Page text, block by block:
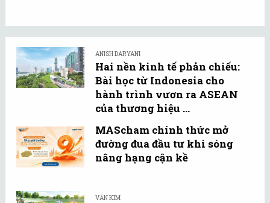
ANISH DARYANI
Hai nền kinh tế phản chiếu:
Bài học từ Indonesia cho
hành trình vươn ra ASEAN
của thương hiệu ...
MAScham chính thức mở
đường đua đầu tư khi sóng
nâng hạng cận kề
VĂN KIM